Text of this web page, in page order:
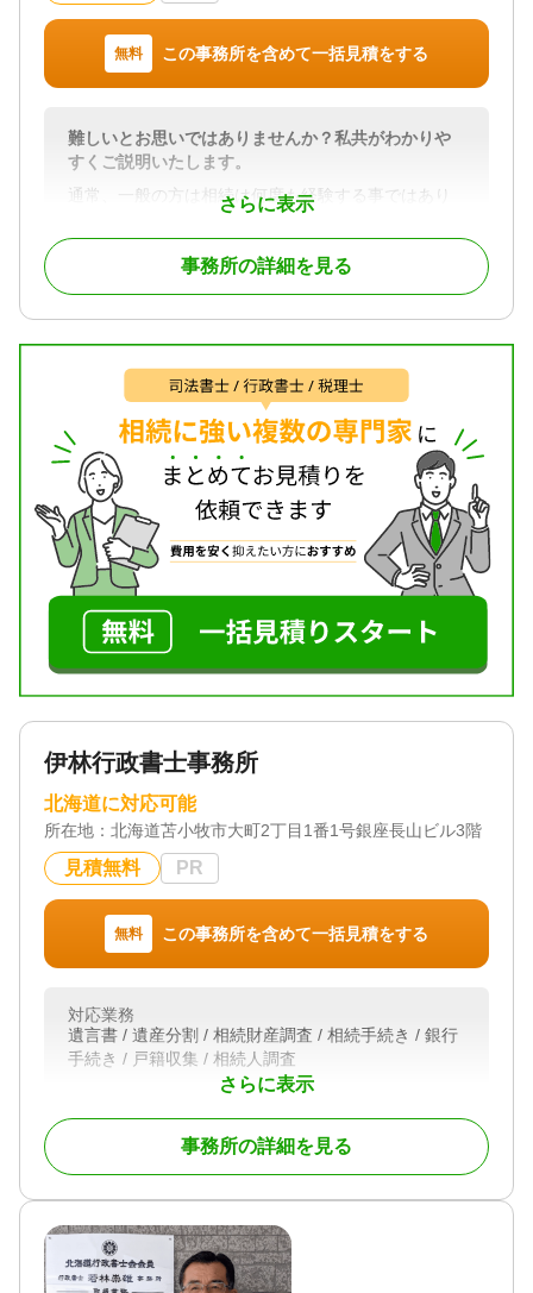
電話相談可 / 訪問可 / 土日相談可 / 初回相談無料 / 18
時以降相談可 / オンライン面談可 / 事務所面談可
無料 この事務所を含めて一括見積をする
さらに表示
難しいとお思いではありませんか？私共がわかりや
すくご説明いたします。
通常、一般の方は相続は何度も経験する事ではあり
しかも人によって相続に関わる条件が異なる上に、
民法・税法などの法律も絡んでくる為、非常に分か
り難いものとなっています。
対応地域
道東地域（釧路、根室、十勝管内）
対応業務
遺産分割 / 相続税申告
対応体制
土日相談可 / 初回相談無料 / 18時以降相談可
事務所の詳細を見る
伊林行政書士事務所
北海道に対応可能
所在地： 北海道苫小牧市大町2丁目1番1号銀座長山ビル3階
見積無料 PR
無料 この事務所を含めて一括見積をする
さらに表示
対応業務
遺言書 / 遺産分割 / 相続財産調査 / 相続手続き / 銀行
手続き / 戸籍収集 / 相続人調査
初回相談無料
事務所の詳細を見る